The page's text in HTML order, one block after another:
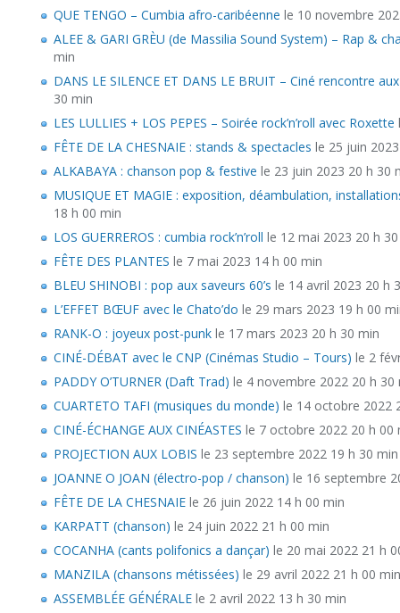
QUE TENGO – Cumbia afro-caribéenne le 10 novembre
ALEE & GARI GRÈU (de Massilia Sound System) – Rap &
min
DANS LE SILENCE ET DANS LE BRUIT – Ciné rencontre
30 min
LES LULLIES + LOS PEPES – Soirée rock’n’roll avec Roxette
FÊTE DE LA CHESNAIE : stands & spectacles le 25 juin
ALKABAYA : chanson pop & festive le 23 juin 2023 20 h 30
MUSIQUE ET MAGIE : exposition, déambulation,
18 h 00 min
LOS GUERREROS : cumbia rock’n’roll le 12 mai 2023 20 h
FÊTE DES PLANTES le 7 mai 2023 14 h 00 min
BLEU SHINOBI : pop aux saveurs 60’s le 14 avril 2023 20 h
L’EFFET BŒUF avec le Chato’do le 29 mars 2023 19 h 00
RANK-O : joyeux post-punk le 17 mars 2023 20 h 30 min
CINÉ-DÉBAT avec le CNP (Cinémas Studio – Tours) le 2
PADDY O’TURNER (Daft Trad) le 4 novembre 2022 20 h 30
CUARTETO TAFI (musiques du monde) le 14 octobre 2022
CINÉ-ÉCHANGE AUX CINÉASTES le 7 octobre 2022 20 h 00
PROJECTION AUX LOBIS le 23 septembre 2022 19 h 30 min
JOANNE O JOAN (électro-pop / chanson) le 16 septembre
FÊTE DE LA CHESNAIE le 26 juin 2022 14 h 00 min
KARPATT (chanson) le 24 juin 2022 21 h 00 min
COCANHA (cants polifonics a dançar) le 20 mai 2022 21 h
MANZILA (chansons métissées) le 29 avril 2022 21 h 00 min
ASSEMBLÉE GÉNÉRALE le 2 avril 2022 13 h 30 min